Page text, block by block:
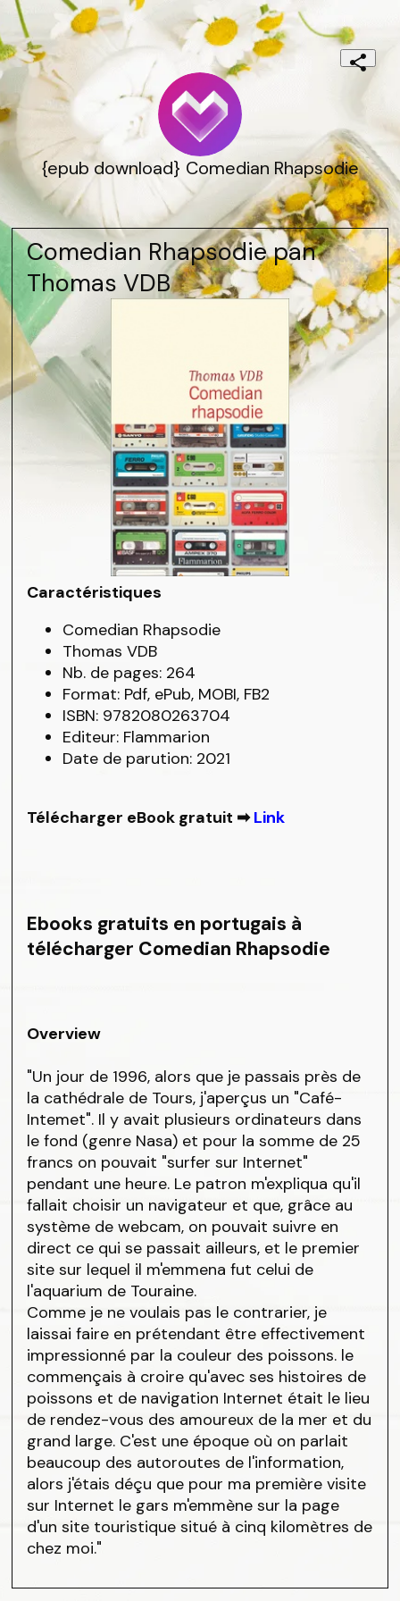
{epub download} Comedian Rhapsodie
Comedian Rhapsodie pan
Thomas VDB
Caractéristiques
Comedian Rhapsodie
Thomas VDB
Nb. de pages: 264
Format: Pdf, ePub, MOBI, FB2
ISBN: 9782080263704
Editeur: Flammarion
Date de parution: 2021
Télécharger eBook gratuit ➡Link
Ebooks gratuits en portugais à
télécharger Comedian Rhapsodie
Overview
"Un jour de 1996, alors que je passais près de
la cathédrale de Tours, j'aperçus un "Café-
Intemet". Il y avait plusieurs ordinateurs dans
le fond (genre Nasa) et pour la somme de 25
francs on pouvait "surfer sur Internet"
pendant une heure. Le patron m'expliqua qu'il
fallait choisir un navigateur et que, grâce au
système de webcam, on pouvait suivre en
direct ce qui se passait ailleurs, et le premier
site sur lequel il m'emmena fut celui de
l'aquarium de Touraine.
Comme je ne voulais pas le contrarier, je
laissai faire en prétendant être effectivement
impressionné par la couleur des poissons. le
commençais à croire qu'avec ses histoires de
poissons et de navigation Internet était le lieu
de rendez-vous des amoureux de la mer et du
grand large. C'est une époque où on parlait
beaucoup des autoroutes de l'information,
alors j'étais déçu que pour ma première visite
sur Internet le gars m'emmène sur la page
d'un site touristique situé à cinq kilomètres de
chez moi."